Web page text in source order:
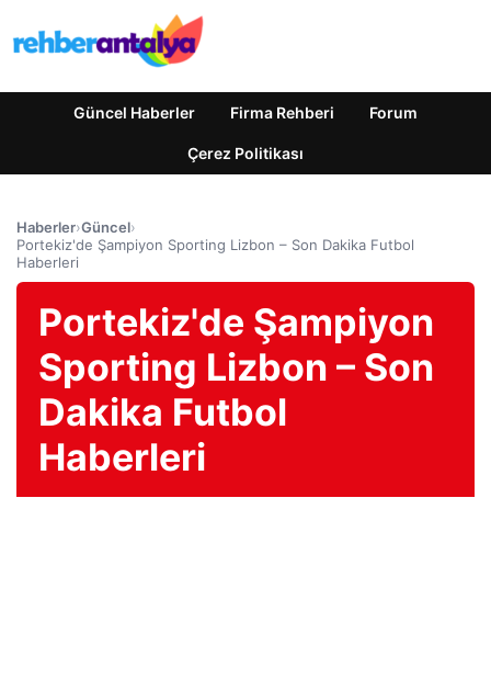
Güncel Haberler Firma Rehberi Forum
Çerez Politikası
Haberler›Güncel›
Portekiz'de Şampiyon Sporting Lizbon – Son Dakika Futbol
Haberleri
Portekiz'de Şampiyon
Sporting Lizbon – Son
Dakika Futbol
Haberleri